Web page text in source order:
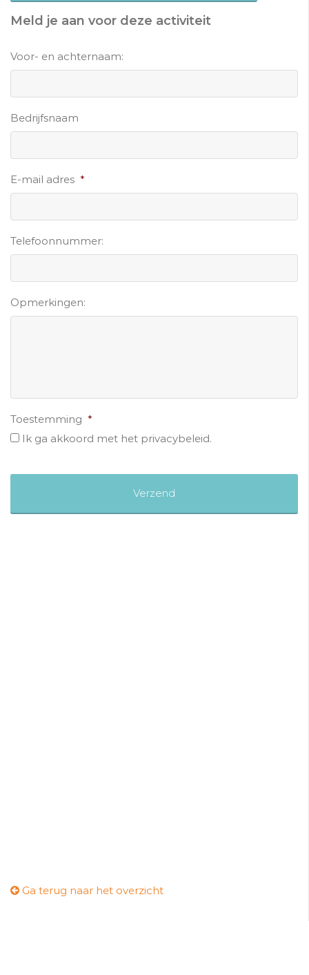
Meld je aan voor deze activiteit
Voor- en achternaam:
Bedrijfsnaam
E-mail adres *
Telefoonnummer:
Opmerkingen:
Toestemming *
Ik ga akkoord met het privacybeleid.
Ga terug naar het overzicht